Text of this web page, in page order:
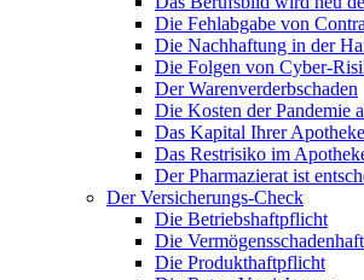
Die Fehlabgabe von
Die Nachhaftung in der
Die Folgen von Cyber-
Der Warenverderbschaden
Die Kosten der Pandemie
Das Kapital Ihrer Apotheke
Das Restrisiko im
Der Pharmazierat ist
Der Versicherungs-Check
Die Betriebshaftpflicht
Die
Die Produkthaftpflicht